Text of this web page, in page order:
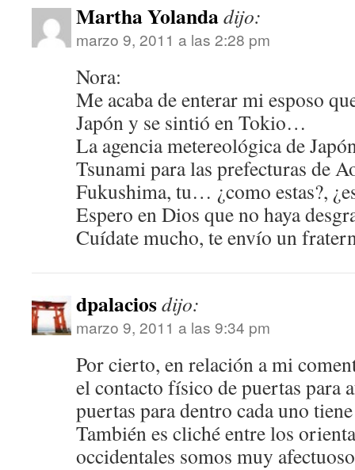
Martha Yolandadijo:
marzo 9, 2011 a las 2:28 pm
Nora:
Me acaba de enterar mi esposo
Japón y se sintió en Tokio…
La agencia metereológica de
Tsunami para las prefecturas de
Fukushima, tu… ¿como estas?,
Espero en Dios que no haya
Cuídate mucho, te envío un
dpalaciosdijo:
marzo 9, 2011 a las 9:34 pm
Por cierto, en relación a mi
el contacto físico de puertas para
puertas para dentro cada uno
También es cliché entre los
occidentales somos muy